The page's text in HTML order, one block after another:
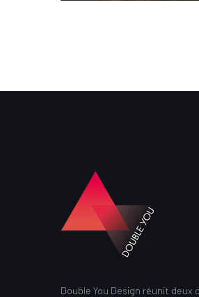
Double You Design réunit deux